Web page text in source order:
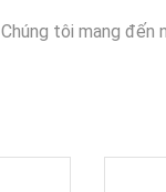
Chúng tôi mang đến